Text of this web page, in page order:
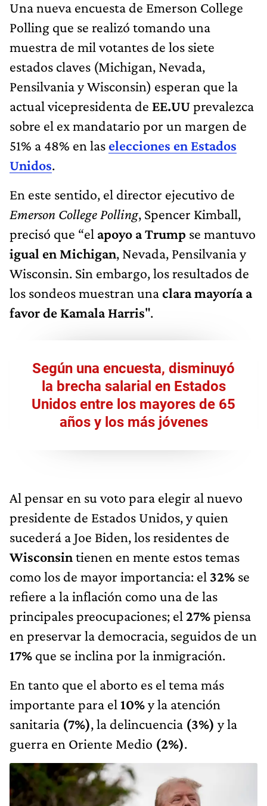
Una nueva encuesta de Emerson College
Polling que se realizó tomando una
muestra de mil votantes de los siete
estados claves (Michigan, Nevada,
Pensilvania y Wisconsin) esperan que la
actual vicepresidenta de EE.UUprevalezca
sobre el ex mandatario por un margen de
51% a 48% en las elecciones en Estados
Unidos.
En este sentido, el director ejecutivo de
Emerson College Polling, Spencer Kimball,
precisó que “el apoyo a Trump se mantuvo
igual en Michigan, Nevada, Pensilvania y
Wisconsin. Sin embargo, los resultados de
los sondeos muestran unaclara mayoría a
favor de Kamala Harris".
Según una encuesta, disminuyó
la brecha salarial en Estados
Unidos entre los mayores de 65
años y los más jóvenes
Al pensar en su voto para elegir al nuevo
presidente de Estados Unidos, y quien
sucederá a Joe Biden, los residentes de
Wisconsintienen en mente estos temas
como los de mayor importancia: el 32% se
refiere a la inflación como una de las
principales preocupaciones; el 27%piensa
en preservar la democracia, seguidos de un
17% que se inclina por la inmigración.
En tanto que el aborto es el tema más
importante para el 10%y la atención
sanitaria (7%), la delincuencia (3%) y la
guerra en Oriente Medio (2%).